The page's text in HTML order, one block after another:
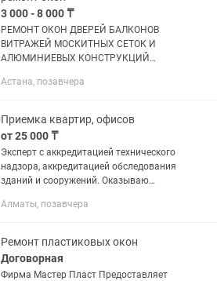
3 000 - 8 000 ₸
РЕМОНТ ОКОН ДВЕРЕЙ БАЛКОНОВ
ВИТРАЖЕЙ МОСКИТНЫХ СЕТОК И
АЛЮМИНИЕВЫХ КОНСТРУКЦИЙ
ремонту изготовлению и установке
москитных...
Астана, позавчера
Приемка квартир, офисов
от 25 000 ₸
Эксперт с аккредитацией технического
надзора, аккредитацией обследования
зданий и сооружений. Оказываю
застройщика или после ремонта.
Алматы, позавчера
Ремонт пластиковых окон
Договорная
Фирма Мастер Пласт Предоставляет